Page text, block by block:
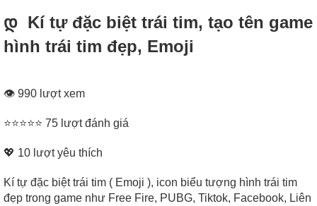
დ Kí tự đặc biệt trái tim, tạo tên game
hình trái tim đẹp, Emoji
👁 990 lượt xem
⭐⭐⭐⭐⭐ 75 lượt đánh giá
💖 10 lượt yêu thích
Kí tự đặc biệt trái tim ( Emoji ), icon biểu tượng hình trái tim
đẹp trong game như Free Fire, PUBG, Tiktok, Facebook, Liên